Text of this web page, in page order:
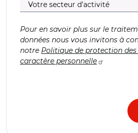
Pour en savoir plus sur le
données nous vous invitons à
notre Politique de protection des
caractère personnelle